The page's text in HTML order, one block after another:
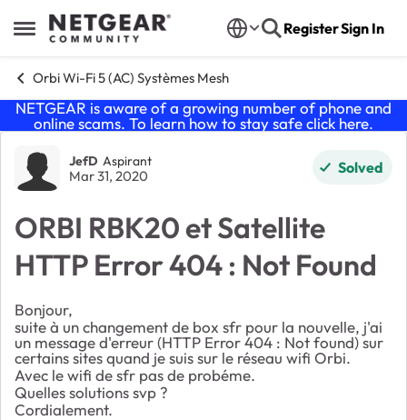
Open Side Menu
Skip to content RegisterSign In
Orbi Wi-Fi 5 (AC) Systèmes Mesh
NETGEAR is aware of a growing number of phone and
online scams. To learn how to stay safe click here.
Forum Discussion
JefD Aspirant
Mar 31, 2020 Solved
ORBI RBK20 et Satellite
HTTP Error 404 : Not Found
Bonjour,
suite à un changement de box sfr pour la nouvelle, j'ai
un message d'erreur (HTTP Error 404 : Not found) sur
certains sites quand je suis sur le réseau wifi Orbi.
Avec le wifi de sfr pas de probéme.
Quelles solutions svp ?
Cordialement.